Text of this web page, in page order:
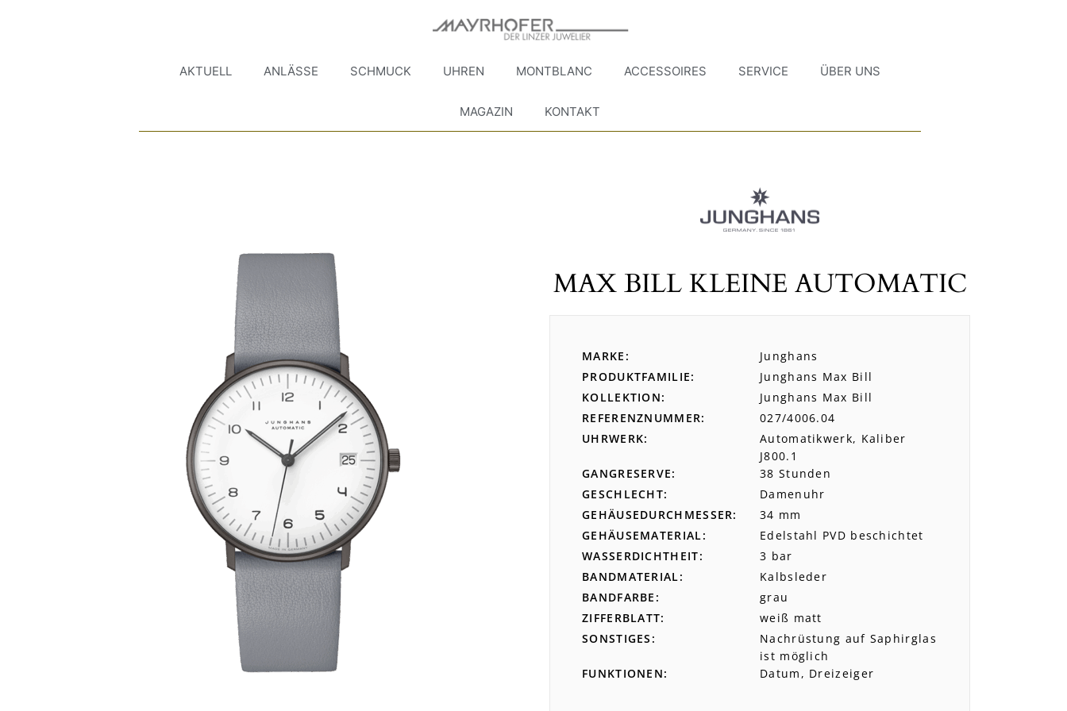
AKTUELL ANLÄSSE SCHMUCK UHREN MONTBLANC ACCESSOIRES SERVICE ÜBER UNS
MAGAZIN KONTAKT
MAX BILL KLEINE AUTOMATIC
MARKE
Junghans
PRODUKTFAMILIE
Junghans Max Bill
KOLLEKTION
Junghans Max Bill
REFERENZNUMMER
027/4006.04
UHRWERK
Automatikwerk, Kaliber
J800.1
GANGRESERVE
38 Stunden
GESCHLECHT
Damenuhr
GEHÄUSEDURCHMESSER
34 mm
GEHÄUSEMATERIAL
Edelstahl PVD beschichtet
WASSERDICHTHEIT
3 bar
BANDMATERIAL
Kalbsleder
BANDFARBE
grau
ZIFFERBLATT
weiß matt
SONSTIGES
Nachrüstung auf Saphirglas
ist möglich
FUNKTIONEN
Datum, Dreizeiger